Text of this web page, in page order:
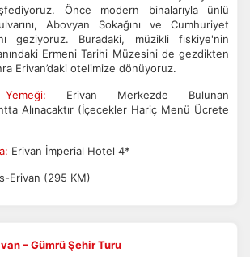
nasıl kullandığını anonim olarak
zorluk yaşadığını anlamamıza
Önce modern binalarıyla ünlü
Abovyan Sokağını ve Cumhuriyet
geziyoruz. Buradaki, müzikli fıskiye'nin
Ermeni Tarihi Müzesini de gezdikten
Erivan’daki otelimize dönüyoruz.
Erivan Merkezde Bulunan
Alınacaktır (İçecekler Hariç Menü Ücrete
Erivan İmperial Hotel 4*
Erivan (295 KM)
– Gümrü Şehir Turu